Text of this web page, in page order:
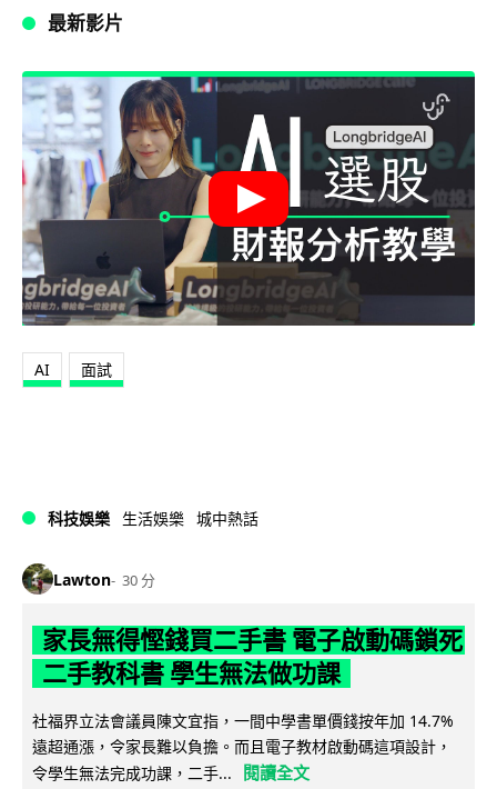
最新影片
AI 面試
科技娛樂 生活娛樂 城中熱話
Lawton 30 分
家長無得慳錢買二手書 電子啟動碼鎖死
二手教科書 學生無法做功課
社福界立法會議員陳文宜指，一間中學書單價錢按年加 14.7%
遠超通漲，令家長難以負擔。而且電子教材啟動碼這項設計，
令學生無法完成功課，二手...
閱讀全文